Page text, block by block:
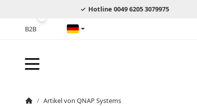
Hotline 0049 6205 3079975
B2B Deutsch
/ Artikel von QNAP Systems